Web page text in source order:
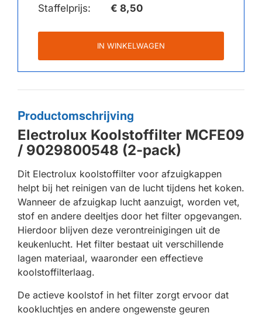
Staffelprijs: € 8,50
IN WINKELWAGEN
Productomschrijving
Electrolux Koolstoffilter MCFE09
/ 9029800548 (2-pack)
Dit Electrolux koolstoffilter voor afzuigkappen
helpt bij het reinigen van de lucht tijdens het koken.
Wanneer de afzuigkap lucht aanzuigt, worden vet,
stof en andere deeltjes door het filter opgevangen.
Hierdoor blijven deze verontreinigingen uit de
keukenlucht. Het filter bestaat uit verschillende
lagen materiaal, waaronder een effectieve
koolstoffilterlaag.
De actieve koolstof in het filter zorgt ervoor dat
kookluchtjes en andere ongewenste geuren